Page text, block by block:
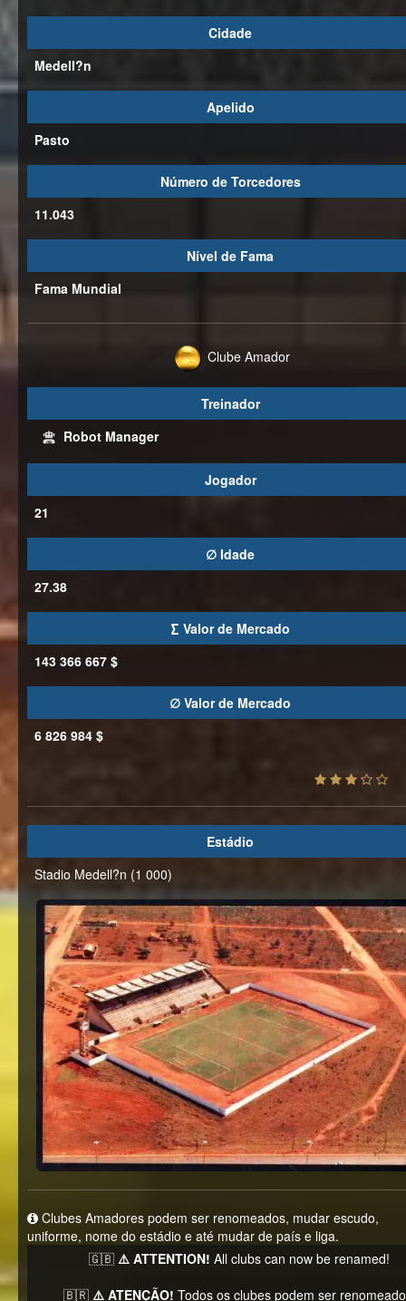
Cidade
Medell?n
Apelido
Pasto
Número de Torcedores
11.043
Nível de Fama
Fama Mundial
Clube Amador
Treinador
Robot Manager
Jogador
21
∅ Idade
27.38
∑ Valor de Mercado
143 366 667 $
∅ Valor de Mercado
6 826 984 $
Estádio
Stadio Medell?n (1 000)
Clubes Amadores podem ser renomeados, mudar escudo,
uniforme, nome do estádio e até mudar de país e liga.
🇬🇧 ⚠️ ATTENTION! All clubs can now be renamed!
🇧🇷 ⚠️ ATENÇÃO! Todos os clubes podem ser